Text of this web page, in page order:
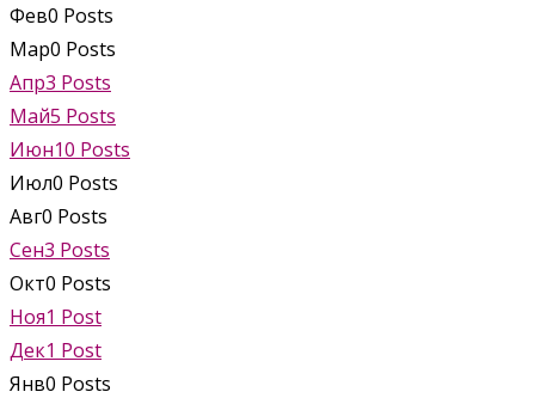
Фев0 Posts
Мар0 Posts
Апр3 Posts
Май5 Posts
Июн10 Posts
Июл0 Posts
Авг0 Posts
Сен3 Posts
Окт0 Posts
Ноя1 Post
Дек1 Post
Янв0 Posts